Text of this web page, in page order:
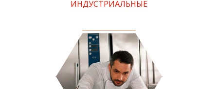
ИНДУСТРИАЛЬНЫЕ